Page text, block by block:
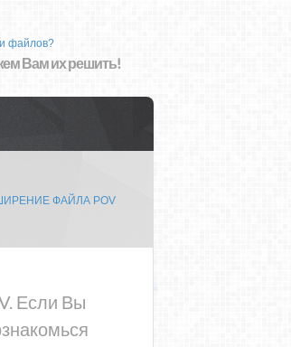
файлов?
Вам их решить!
ФАЙЛА POV
Если Вы